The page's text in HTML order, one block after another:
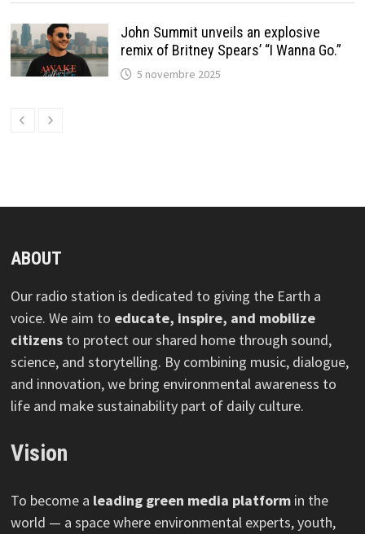
John Summit unveils an explosive
remix of Britney Spears’ “I Wanna Go.”
5 novembre 2025
ABOUT
Our radio station is dedicated to giving the Earth a
voice. We aim to educate, inspire, and mobilize
citizensto protect our shared home through sound,
science, and storytelling. By combining music, dialogue,
and innovation, we bring environmental awareness to
life and make sustainability part of daily culture.
Vision
To become a leading green media platformin the
world — a space where environmental experts, youth,